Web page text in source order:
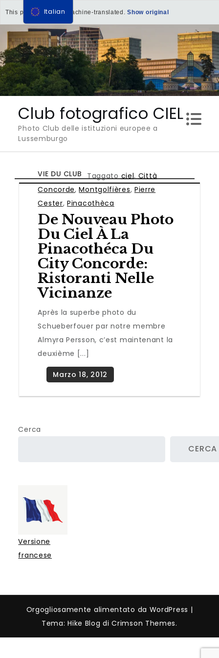
This page has been machine-translated.Show original
Salta
contenuto
Club fotografico CIEL
Photo Club delle istituzioni europee a
Lussemburgo
VIE DU CLUB Taggato ciel, Città
Concorde,Montgolfières, Pierre
Cester,Pinacothèca
De Nouveau Photo
Du Ciel À La
Pinacothéca Du
City Concorde:
Ristoranti Nelle
Vicinanze
Après la superbe photo du
Schueberfouer par notre membre
Almyra Persson, c’est maintenant la
deuxième [...]
Cerca
CERCA
Versione
francese
Orgogliosamente alimentato da WordPress |
Tema: Hike Blog di Crimson Themes.
Italian